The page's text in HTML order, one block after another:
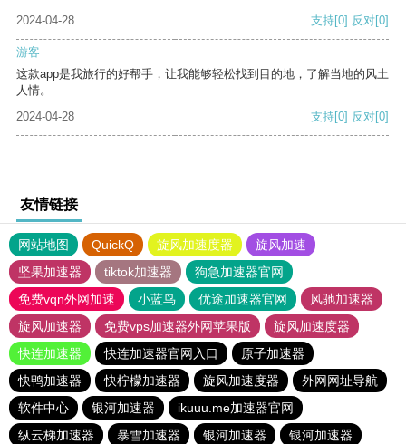
2024-04-28 支持[0] 反对[0]
游客
这款app是我旅行的好帮手，让我能够轻松找到目的地，了解当地的风土
人情。
2024-04-28
支持[0] 反对[0]
友情链接
网站地图 QuickQ 旋风加速度器
旋风加速
坚果加速器
tiktok加速器
狗急加速器官网
免费vqn外网加速
小蓝鸟 优途加速器官网
风驰加速器
旋风加速器
免费vps加速器外网苹果版
旋风加速度器
快连加速器
快连加速器官网入口
原子加速器
快鸭加速器
快柠檬加速器 旋风加速度器
外网网址导航
软件中心
银河加速器
ikuuu.me加速器官网
纵云梯加速器
暴雪加速器 银河加速器 银河加速器